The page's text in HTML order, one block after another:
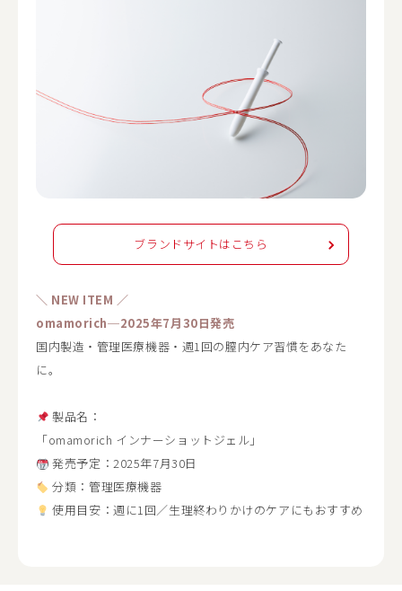
ブランドサイトはこちら
＼ NEW ITEM ／
omamorich─2025年7月30日発売
国内製造・管理医療機器・週1回の膣内ケア習慣をあなた
に。
製品名：
「omamorich インナーショットジェル」
発売予定：2025年7月30日
分類：管理医療機器
使用目安：週に1回／生理終わりかけのケアにもおすすめ